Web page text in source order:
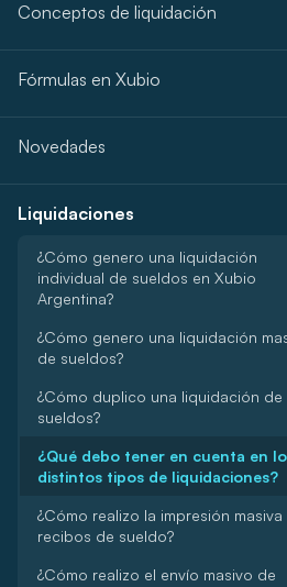
Conceptos de liquidación
Fórmulas en Xubio
Novedades
Liquidaciones
¿Cómo genero una liquidación
individual de sueldos en Xubio
Argentina?
¿Cómo genero una liquidación
de sueldos?
¿Cómo duplico una liquidación de
sueldos?
¿Qué debo tener en cuenta en
distintos tipos de liquidaciones?
¿Cómo realizo la impresión masiva
recibos de sueldo?
¿Cómo realizo el envío masivo de